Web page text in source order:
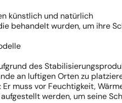
künstlich und natürlich
behandelt wurden, um ihre
des
an luftigen Orten zu
muss vor Feuchtigkeit,
werden, um seine